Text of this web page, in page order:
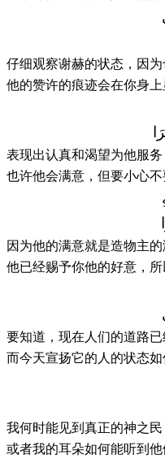
仔细观察谢赫的状态，因
他的赞许的痕迹会在你身上
表现出认真和渴望为他服务
也许他会满意，但要小心不
因为他的满意就是造物主
他已经赐予你他的好意，
要知道，现在人们的道路已
而今天宣扬它的人的状态如
我何时能见到真正的神之
或者我的耳朵如何能听到他